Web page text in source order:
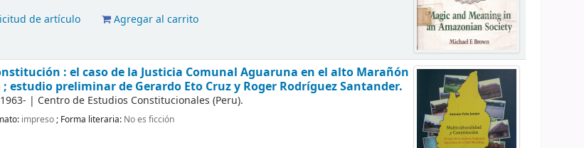
de artículo Agregar al carrito
: el caso de la Justicia Comunal Aguaruna en el alto Marañón
estudio preliminar de Gerardo Eto Cruz y Roger Rodríguez Santander.
| Centro de Estudios Constitucionales (Peru).
impreso; Forma literaria: No es ficción